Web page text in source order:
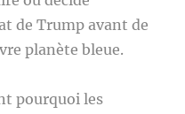
de Trump avant de
planète bleue.
pourquoi les